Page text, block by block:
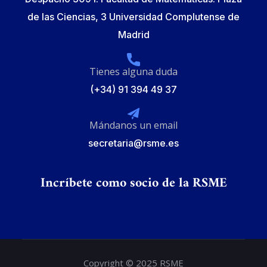
de las Ciencias, 3 Universidad Complutense de
Madrid
Tienes alguna duda
(+34) 91 394 49 37
Mándanos un email
secretaria@rsme.es
Incríbete como socio de la RSME
Copyright © 2025 RSME